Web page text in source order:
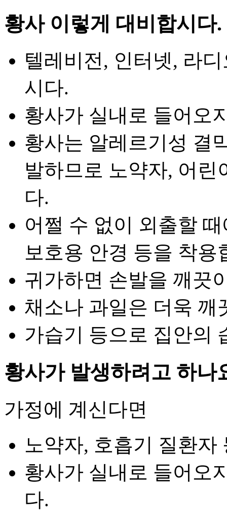
황사 이렇게 대비합시다.
텔레비전, 인터넷, 라
시다.
황사가 실내로 들어오
황사는 알레르기성 결
발하므로 노약자, 어
다.
어쩔 수 없이 외출할
보호용 안경 등을 착용
귀가하면 손발을 깨끗
채소나 과일은 더욱 깨
가습기 등으로 집안의
황사가 발생하려고 하나
가정에 계신다면
노약자, 호흡기 질환자
황사가 실내로 들어오
다.